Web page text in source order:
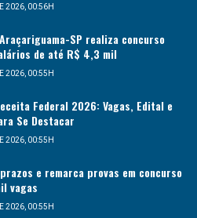
2026, 00:56H
SP realiza concurso
de até R$ 4,3 mil
2026, 00:55H
Federal 2026: Vagas, Edital e
Se Destacar
2026, 00:55H
e remarca provas em concurso
vagas
2026, 00:55H